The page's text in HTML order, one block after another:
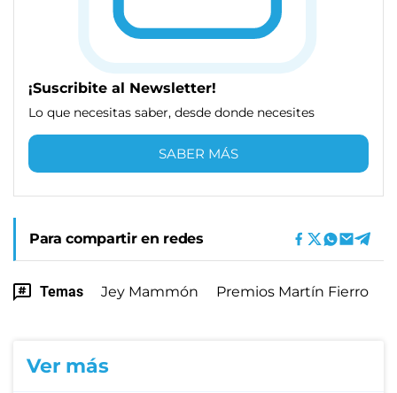
¡Suscribite al Newsletter!
Lo que necesitas saber, desde donde necesites
SABER MÁS
Para compartir en redes
Temas Jey Mammón Premios Martín Fierro
Ver más